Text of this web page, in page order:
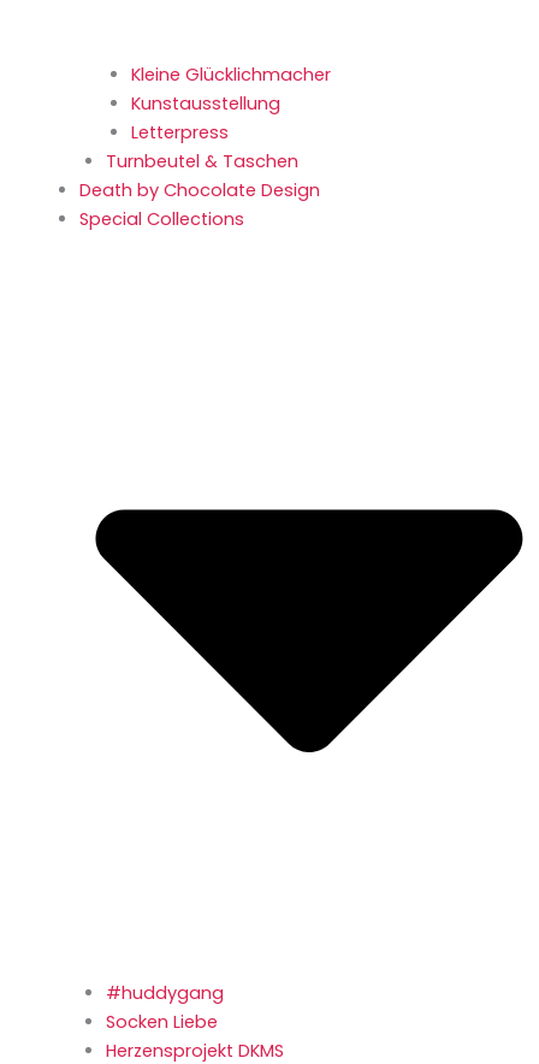
Kleine Glücklich­macher
Kunstaus­stellung
Letterpress
Turnbeutel & Taschen
Death by Chocolate Design
Special Collections
#huddygang
Socken Liebe
Herzensprojekt DKMS